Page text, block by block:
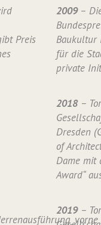
Preis
2009 –
Baukultur
für die
private
2018–
Dresden
of
Dame mit
Award“
2019–